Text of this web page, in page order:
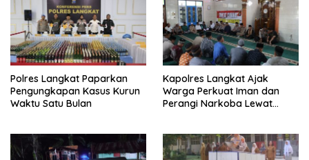
Polres Langkat Paparkan
Pengungkapan Kasus Kurun
Waktu Satu Bulan
Kapolres Langkat Ajak
Warga Perkuat Iman dan
Perangi Narkoba Lewat